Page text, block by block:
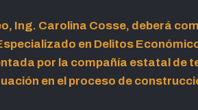
Ing. Carolina Cosse, deberá
en Delitos
por la compañía estatal de
en el proceso de